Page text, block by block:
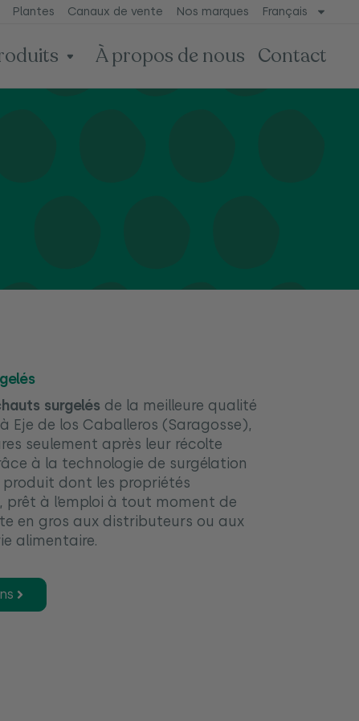
Plantes Canaux de vente Nos marques Français
À propos de nous Contact
surgelés de la meilleure qualité
à Eje de los Caballeros (Saragosse),
seulement après leur récolte
à la technologie de surgélation
produit dont les propriétés
prêt à l’emploi à tout moment de
en gros aux distributeurs ou aux
alimentaire.